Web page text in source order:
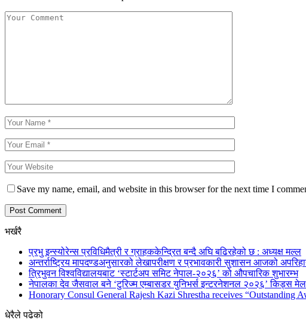
Save my name, email, and website in this browser for the next time I
भर्खरै
प्रभु इन्स्योरेन्स प्रविधिमैत्री र ग्राहककेन्द्रित बन्दै अघि बढिरहेको छ : अध्यक्ष मल्ल
अन्तर्राष्ट्रिय मापदण्डअनुसारको लेखापरीक्षण र प्रभावकारी सुशासन आजको
त्रिभुवन विश्वविद्यालयबाट ‘स्टार्टअप समिट नेपाल-२०२६’ को औपचारिक शुभारम्भ
नेपालका देव जैसवाल बने ‘टुरिज्म एम्बासडर युनिभर्स इन्टरनेशनल २०२६’ किड्स मेल
Honorary Consul General Rajesh Kazi Shrestha receives “Outstanding
धेरैले पढेको